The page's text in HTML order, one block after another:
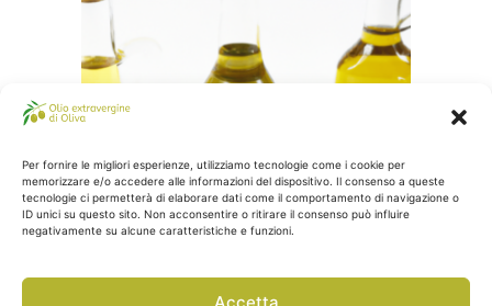
Per fornire le migliori esperienze, utilizziamo tecnologie come i cookie per
memorizzare e/o accedere alle informazioni del dispositivo. Il consenso a queste
tecnologie ci permetterà di elaborare dati come il comportamento di navigazione o
ID unici su questo sito. Non acconsentire o ritirare il consenso può influire
negativamente su alcune caratteristiche e funzioni.
Accetta
Olio Extravergine Biologico:
Perché Sceglierlo
2026 © Olio-extravergine-di-oliva.com